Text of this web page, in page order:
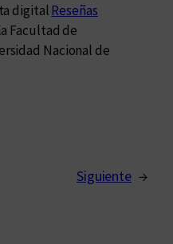
digitalReseñas
Facultad de
Nacional de
Siguiente →